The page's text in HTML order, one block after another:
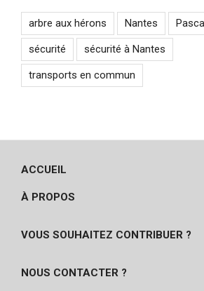
arbre aux hérons Nantes
sécurité sécurité à Nantes
transports en commun
ACCUEIL
À PROPOS
VOUS SOUHAITEZ CONTRIBUER ?
NOUS CONTACTER ?